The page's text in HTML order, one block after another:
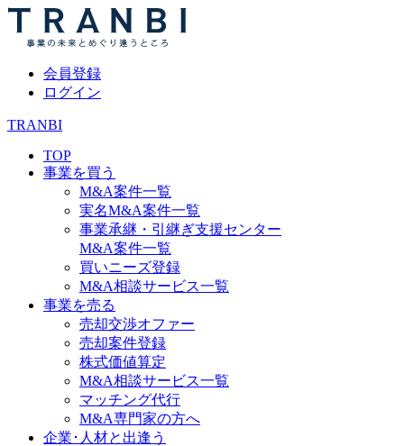
会員登録
ログイン
TRANBI
TOP
事業を買う
M&A案件一覧
実名M&A案件一覧
事業承継・引継ぎ支援センター
M&A案件一覧
買いニーズ登録
M&A相談サービス一覧
事業を売る
売却交渉オファー
売却案件登録
株式価値算定
M&A相談サービス一覧
マッチング代行
M&A専門家の方へ
企業･人材と出逢う